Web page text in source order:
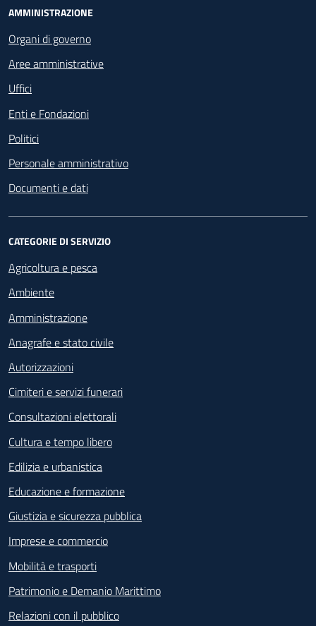
Footer - Navigazione
AMMINISTRAZIONE
Organi di governo
Aree amministrative
Uffici
Enti e Fondazioni
Politici
Personale amministrativo
Documenti e dati
CATEGORIE DI SERVIZIO
Agricoltura e pesca
Ambiente
Amministrazione
Anagrafe e stato civile
Autorizzazioni
Cimiteri e servizi funerari
Consultazioni elettorali
Cultura e tempo libero
Edilizia e urbanistica
Educazione e formazione
Giustizia e sicurezza pubblica
Imprese e commercio
Mobilità e trasporti
Patrimonio e Demanio Marittimo
Relazioni con il pubblico